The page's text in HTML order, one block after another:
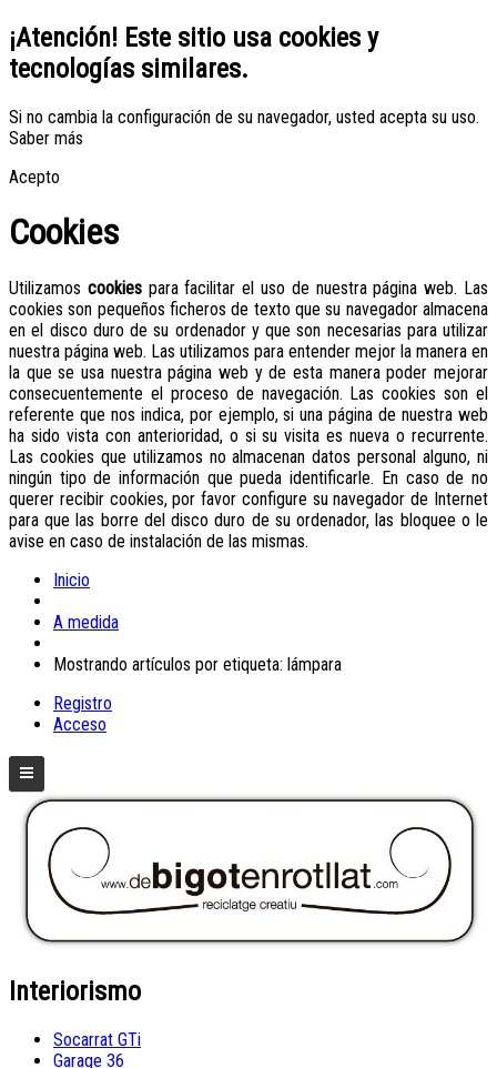
¡Atención! Este sitio usa cookies y
tecnologías similares.
Si no cambia la configuración de su navegador, usted acepta su uso.
Saber más
Acepto
Cookies
Utilizamos cookiespara facilitar el uso de nuestra página web. Las
cookies son pequeños ficheros de texto que su navegador almacena
en el disco duro de su ordenador y que son necesarias para utilizar
nuestra página web. Las utilizamos para entender mejor la manera en
la que se usa nuestra página web y de esta manera poder mejorar
consecuentemente el proceso de navegación. Las cookies son el
referente que nos indica, por ejemplo, si una página de nuestra web
ha sido vista con anterioridad, o si su visita es nueva o recurrente.
Las cookies que utilizamos no almacenan datos personal alguno, ni
ningún tipo de información que pueda identificarle. En caso de no
querer recibir cookies, por favor configure su navegador de Internet
para que las borre del disco duro de su ordenador, las bloquee o le
avise en caso de instalación de las mismas.
Inicio
A medida
Mostrando artículos por etiqueta: lámpara
Registro
Acceso
Interiorismo
Socarrat GTi
Garage 36